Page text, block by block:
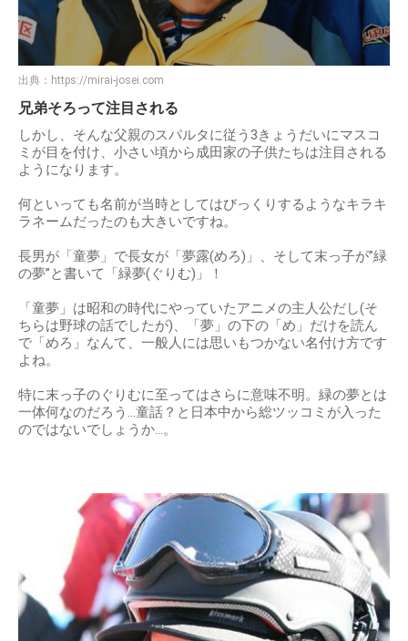
出典： https://mirai-josei.com
兄弟そろって注目される
しかし、そんな父親のスパルタに従う3きょうだいにマスコ
ミが目を付け、小さい頃から成田家の子供たちは注目される
ようになります。
何といっても名前が当時としてはびっくりするようなキラキ
ラネームだったのも大きいですね。
長男が「童夢」で長女が「夢露(めろ)」、そして末っ子が”緑
の夢”と書いて「緑夢(ぐりむ)」！
「童夢」は昭和の時代にやっていたアニメの主人公だし(そ
ちらは野球の話でしたが)、「夢」の下の「め」だけを読ん
で「めろ」なんて、一般人には思いもつかない名付け方です
よね。
特に末っ子のぐりむに至ってはさらに意味不明。緑の夢とは
一体何なのだろう…童話？と日本中から総ツッコミが入った
のではないでしょうか…。